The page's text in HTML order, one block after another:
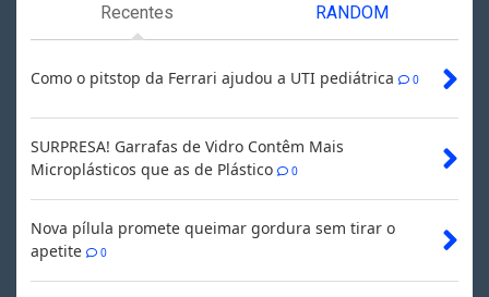
Recentes RANDOM
Como o pitstop da Ferrari ajudou a UTI pediátrica 0
SURPRESA! Garrafas de Vidro Contêm Mais
Microplásticos que as de Plástico
0
Nova pílula promete queimar gordura sem tirar o
apetite
0